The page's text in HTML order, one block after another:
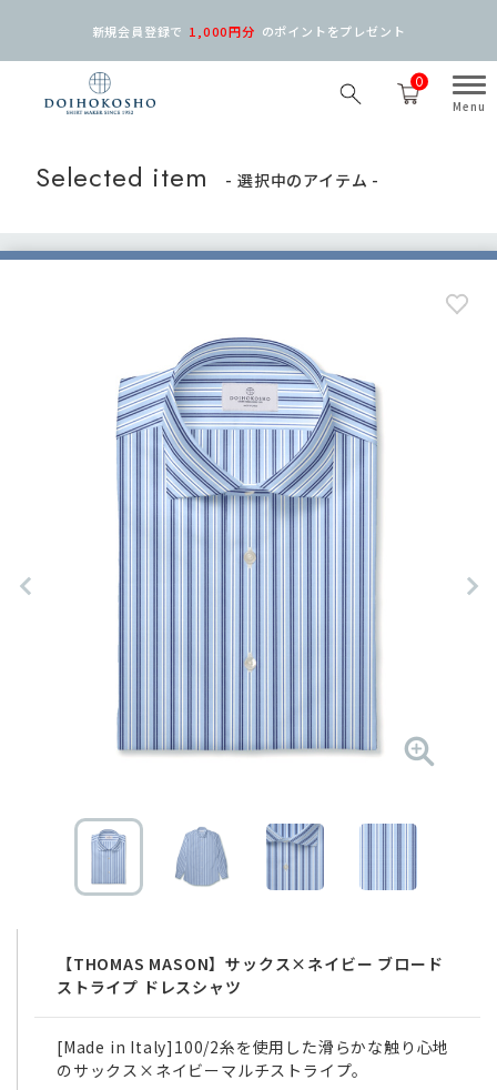
0
新規会員登録で 1,000円分 のポイントをプレゼント
Selected item - 選択中のアイテム -
【THOMAS MASON】サックス×ネイビー ブロード
ストライプ ドレスシャツ
[Made in Italy]100/2糸を使用した滑らかな触り心地
のサックス×ネイビーマルチストライプ。